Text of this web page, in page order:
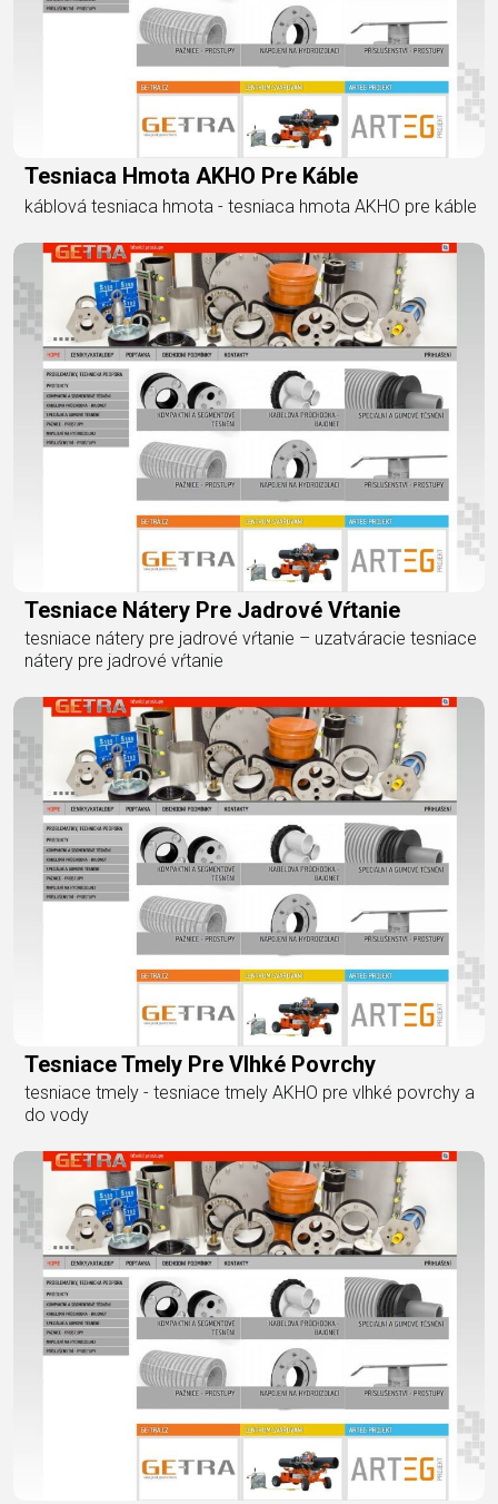
Tesniaca Hmota AKHO Pre Káble
káblová tesniaca hmota - tesniaca hmota AKHO pre káble
Tesniace Nátery Pre Jadrové Vŕtanie
tesniace nátery pre jadrové vŕtanie – uzatváracie tesniace
nátery pre jadrové vŕtanie
Tesniace Tmely Pre Vlhké Povrchy
tesniace tmely - tesniace tmely AKHO pre vlhké povrchy a
do vody